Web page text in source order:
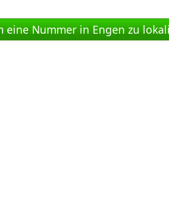
eine Nummer in Engen zu